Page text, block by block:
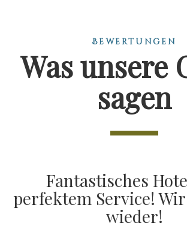
Bewertungen
Was unsere
sagen
Fantastisches
perfektem Service!
wieder!